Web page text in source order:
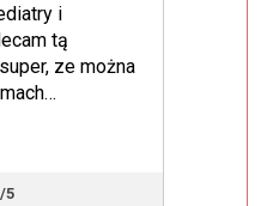
i
tą
ze można
5